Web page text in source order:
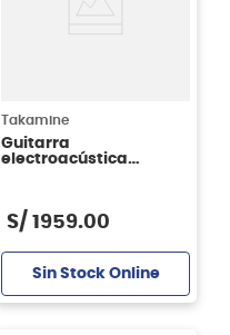
Takamine
Guitarra
electroacústica
S/ 1959.00
Sin Stock Online